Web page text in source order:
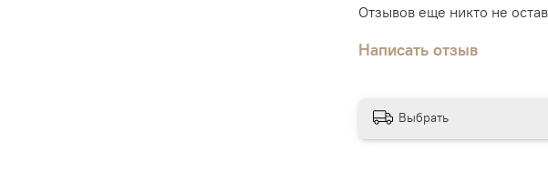
Отзывов еще никто не
Написать отзыв
Выбрать